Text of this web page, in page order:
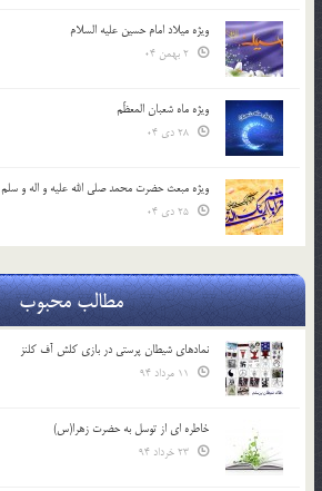
ویژه میلاد امام حسین علیه السلام
ویژه ماه شعبان المعظّم
ویژه مبعث حضرت محمد صلی الله علیه و اله و سلم
مطالب محبوب
نمادهای شیطان پرستی در بازی کلش آف کلنز
خاطره ای از توسل به حضرت زهرا(س)